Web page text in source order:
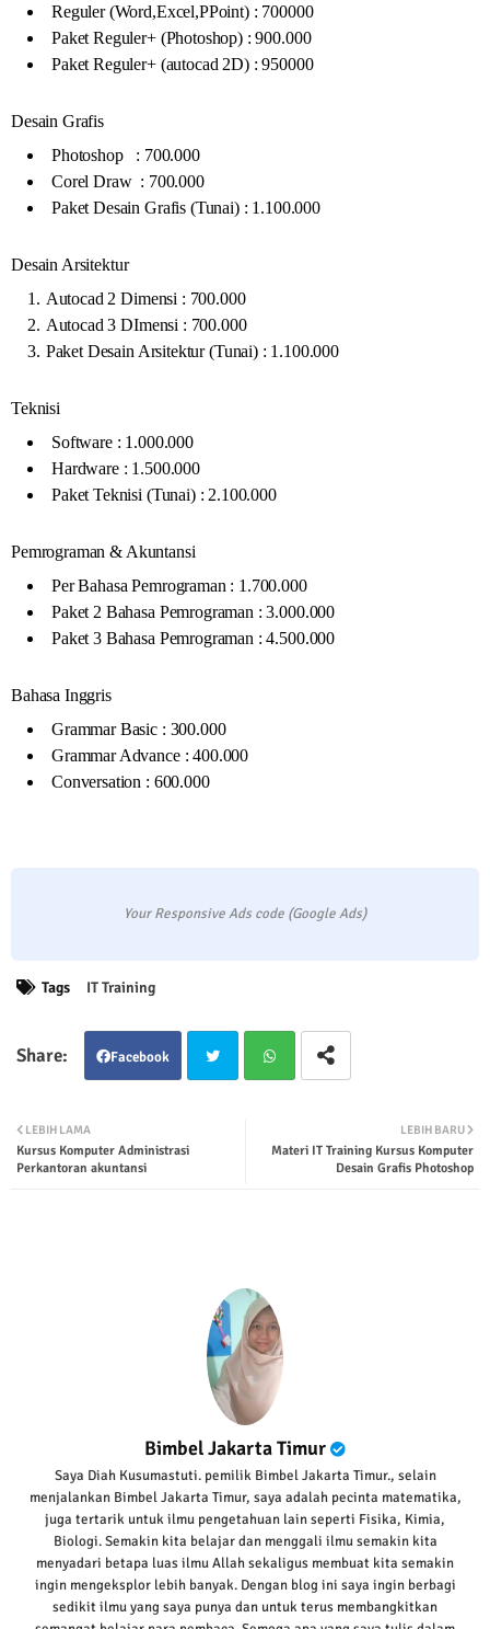
Reguler (Word,Excel,PPoint) : 700000
Paket Reguler+ (Photoshop) : 900.000
Paket Reguler+ (autocad 2D) : 950000
Desain Grafis
Photoshop : 700.000
Corel Draw : 700.000
Paket Desain Grafis (Tunai) : 1.100.000
Desain Arsitektur
Autocad 2 Dimensi : 700.000
Autocad 3 DImensi : 700.000
Paket Desain Arsitektur (Tunai) : 1.100.000
Teknisi
Software : 1.000.000
Hardware : 1.500.000
Paket Teknisi (Tunai) : 2.100.000
Pemrograman & Akuntansi
Per Bahasa Pemrograman : 1.700.000
Paket 2 Bahasa Pemrograman : 3.000.000
Paket 3 Bahasa Pemrograman : 4.500.000
Bahasa Inggris
Grammar Basic : 300.000
Grammar Advance : 400.000
Conversation : 600.000
Your Responsive Ads code (Google Ads)
Tags IT Training
Facebook
tsap
LEBIH BARU
Materi IT Training Kursus Komputer
Desain Grafis Photoshop
LEBIH LAMA
Kursus Komputer Administrasi
Perkantoran akuntansi
Bimbel Jakarta Timur
Saya Diah Kusumastuti. pemilik Bimbel Jakarta Timur., selain
menjalankan Bimbel Jakarta Timur, saya adalah pecinta matematika,
juga tertarik untuk ilmu pengetahuan lain seperti Fisika, Kimia,
Biologi. Semakin kita belajar dan menggali ilmu semakin kita
menyadari betapa luas ilmu Allah sekaligus membuat kita semakin
ingin mengeksplor lebih banyak. Dengan blog ini saya ingin berbagi
sedikit ilmu yang saya punya dan untuk terus membangkitkan